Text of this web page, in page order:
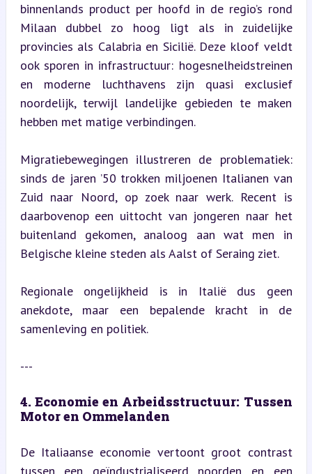
binnenlands product per hoofd in de regio’s rond
Milaan dubbel zo hoog ligt als in zuidelijke
provincies als Calabria en Sicilië. Deze kloof veldt
ook sporen in infrastructuur: hogesnelheidstreinen
en moderne luchthavens zijn quasi exclusief
noordelijk, terwijl landelijke gebieden te maken
hebben met matige verbindingen.
Migratiebewegingen illustreren de problematiek:
sinds de jaren ’50 trokken miljoenen Italianen van
Zuid naar Noord, op zoek naar werk. Recent is
daarbovenop een uittocht van jongeren naar het
buitenland gekomen, analoog aan wat men in
Belgische kleine steden als Aalst of Seraing ziet.
Regionale ongelijkheid is in Italië dus geen
anekdote, maar een bepalende kracht in de
samenleving en politiek.
---
4. Economie en Arbeidsstructuur: Tussen
Motor en Ommelanden
De Italiaanse economie vertoont groot contrast